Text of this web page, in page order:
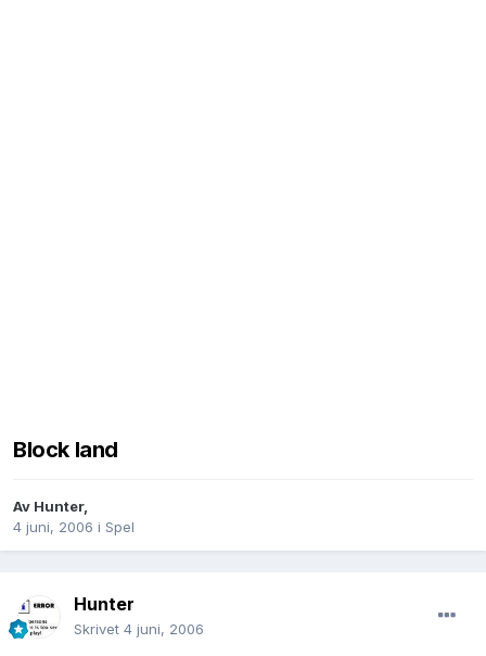
Block land
Av Hunter,
4 juni, 2006 i Spel
Hunter
Skrivet 4 juni, 2006